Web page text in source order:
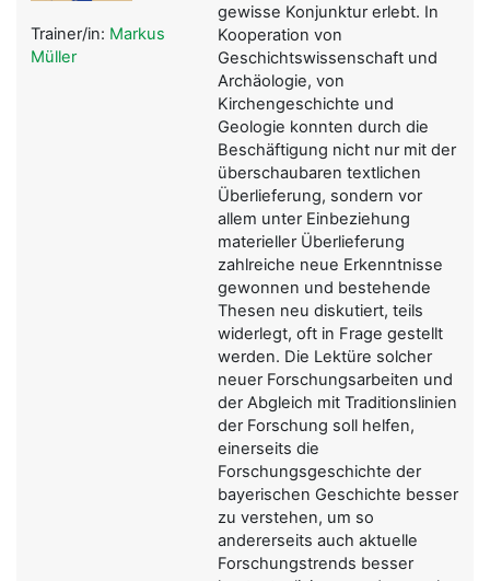
gewisse Konjunktur erlebt. In
Kooperation von
Geschichtswissenschaft und
Archäologie, von
Kirchengeschichte und
Geologie konnten durch die
Beschäftigung nicht nur mit der
überschaubaren textlichen
Überlieferung, sondern vor
allem unter Einbeziehung
materieller Überlieferung
zahlreiche neue Erkenntnisse
gewonnen und bestehende
Thesen neu diskutiert, teils
widerlegt, oft in Frage gestellt
werden. Die Lektüre solcher
neuer Forschungsarbeiten und
der Abgleich mit Traditionslinien
der Forschung soll helfen,
einerseits die
Forschungsgeschichte der
bayerischen Geschichte besser
zu verstehen, um so
andererseits auch aktuelle
Forschungstrends besser
Trainer/in: Markus
Müller